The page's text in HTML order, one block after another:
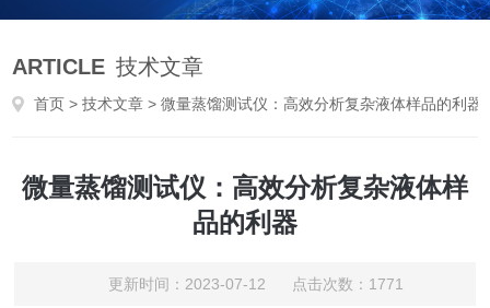
ARTICLE 技术文章
首页 >技术文章 > 微量蒸馏测试仪：高效分析复杂液体样品的利器
微量蒸馏测试仪：高效分析复杂液体样
品的利器
更新时间：2023-07-12 点击次数：1771